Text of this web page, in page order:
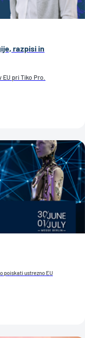
razpisi in
pri Tiko Pro.
poiskati ustrezno EU